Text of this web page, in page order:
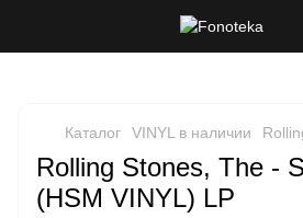
Каталог VINYL в наличии
Rolling Stones, The -
(HSM VINYL) LP